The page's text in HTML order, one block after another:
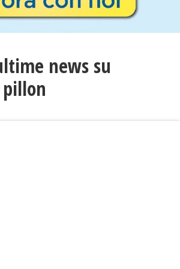
news su